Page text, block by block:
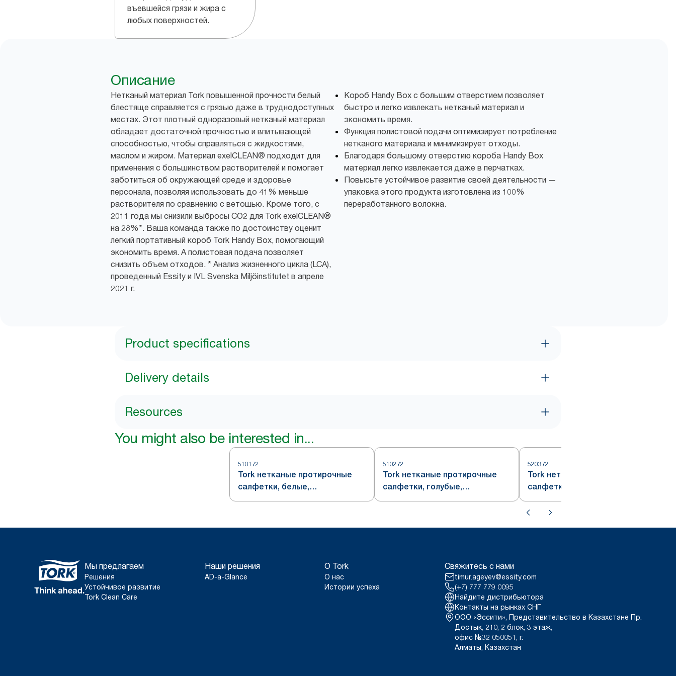
въевшейся грязи и жира с
любых поверхностей.
Описание
Нетканый материал Tork повышенной прочности белый
блестяще справляется с грязью даже в труднодоступных
местах. Этот плотный одноразовый нетканый материал
обладает достаточной прочностью и впитывающей
способностью, чтобы справляться с жидкостями,
маслом и жиром. Материал exelCLEAN® подходит для
применения с большинством растворителей и помогает
заботиться об окружающей среде и здоровье
персонала, позволяя использовать до 41% меньше
растворителя по сравнению с ветошью. Кроме того, с
2011 года мы снизили выбросы CO2 для Tork exelCLEAN®
на 28%*. Ваша команда также по достоинству оценит
легкий портативный короб Tork Handy Box, помогающий
экономить время. А полистовая подача позволяет
снизить объем отходов. * Анализ жизненного цикла (LCA),
проведенный Essity и IVL Svenska Miljöinstitutet в апреле
2021 г.
Короб Handy Box с большим отверстием позволяет
быстро и легко извлекать нетканый материал и
экономить время.
Функция полистовой подачи оптимизирует потребление
нетканого материала и минимизирует отходы.
Благодаря большому отверстию короба Handy Box
материал легко извлекается даже в перчатках.
Повысьте устойчивое развитие своей деятельности —
упаковка этого продукта изготовлена из 100%
переработанного волокна.
Product specifications
Delivery details
Resources
You might also be interested in...
510172
Tork нетканые протирочные
салфетки, белые,
универсальные, система W7
510272
Tork нетканые протирочные
салфетки, голубые,
универсальные, система W7
520372
Tork нетканые протирочные
салфетки для промышленных
предприятий, серые, система
W7
Мы предлагаем
Решения
Устойчивое развитие
Tork Clean Care
Наши решения
AD-a-Glance
О Tork
О нас
Истории успеха
Свяжитесь с нами
timur.ageyev@essity.com
(+7) 777 779 0095
Найдите дистрибьютора
Контакты на рынках СНГ
ООО «Эссити», Представительство в Казахстане Пр.
Достык, 210, 2 блок, 3 этаж,
офис №32 050051, г.
Алматы, Казахстан